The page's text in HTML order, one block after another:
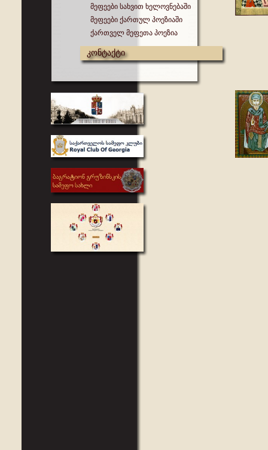
მეფეები სახვით ხელოვნებაში
მეფეები ქართულ პოეზიაში
ქართველ მეფეთა პოეზია
კონტაქტი